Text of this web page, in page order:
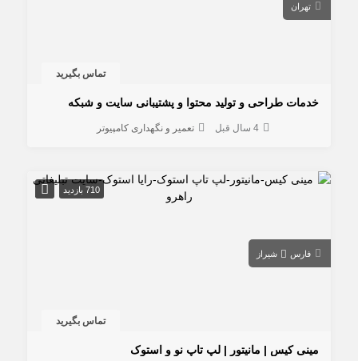
تهران
تماس بگیرید
خدمات طراحی و تولید محتوا و پشتیبانی سایت و شبکه
4 سال قبل تعمیر و نگهداری کامپیوتر
710 بازدید
فارس شیراز
تماس بگیرید
مینی کیس | مانیتور | لپ تاپ نو و استوک